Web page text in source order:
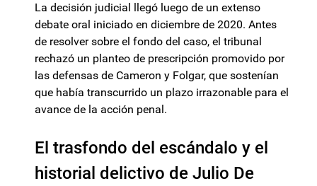
La decisión judicial llegó luego de un extenso
debate oral iniciado en diciembre de 2020. Antes
de resolver sobre el fondo del caso, el tribunal
rechazó un planteo de prescripción promovido por
las defensas de Cameron y Folgar, que sostenían
que había transcurrido un plazo irrazonable para el
avance de la acción penal.
El trasfondo del escándalo y el
historial delictivo de Julio De